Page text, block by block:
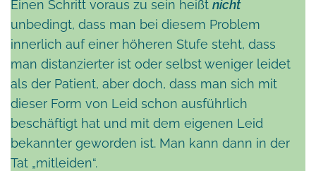
Einen Schritt voraus zu sein heißt nicht
unbedingt, dass man bei diesem Problem
innerlich auf einer höheren Stufe steht, dass
man distanzierter ist oder selbst weniger leidet
als der Patient, aber doch, dass man sich mit
dieser Form von Leid schon ausführlich
beschäftigt hat und mit dem eigenen Leid
bekannter geworden ist. Man kann dann in der
Tat „mitleiden“.